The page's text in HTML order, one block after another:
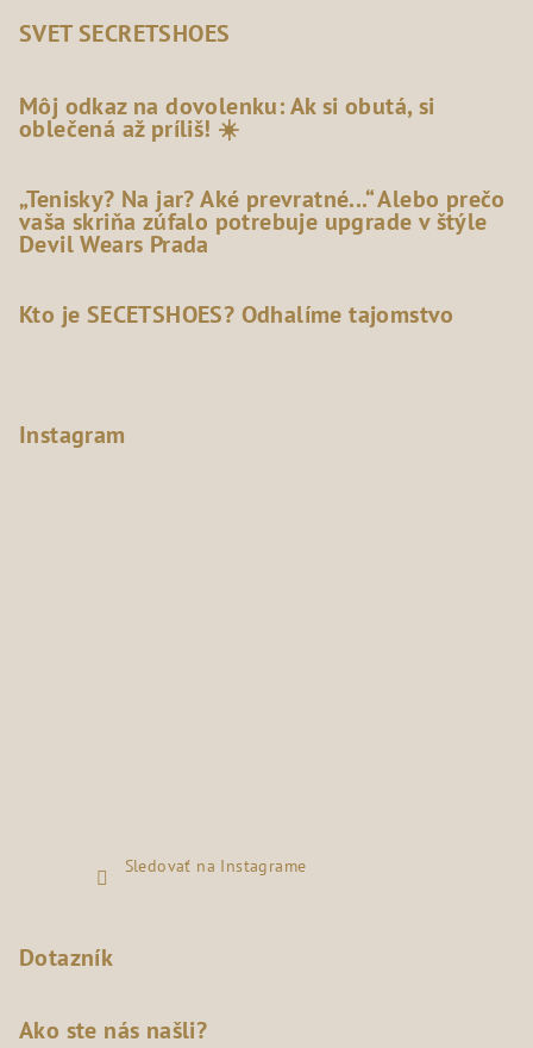
SVET SECRETSHOES
Môj odkaz na dovolenku: Ak si obutá, si
oblečená až príliš! ☀️
„Tenisky? Na jar? Aké prevratné...“ Alebo prečo
vaša skriňa zúfalo potrebuje upgrade v štýle
Devil Wears Prada
Kto je SECETSHOES? Odhalíme tajomstvo
Instagram
Sledovať na Instagrame
Dotazník
Ako ste nás našli?